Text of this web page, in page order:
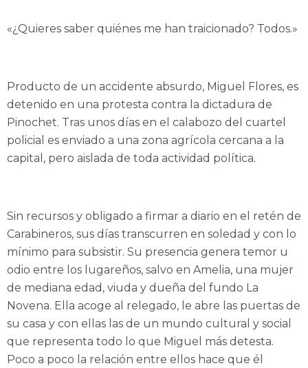
«¿Quieres saber quiénes me han traicionado? Todos.»
Producto de un accidente absurdo, Miguel Flores, es
detenido en una protesta contra la dictadura de
Pinochet. Tras unos días en el calabozo del cuartel
policial es enviado a una zona agrícola cercana a la
capital, pero aislada de toda actividad política.
Sin recursos y obligado a firmar a diario en el retén de
Carabineros, sus días transcurren en soledad y con lo
mínimo para subsistir. Su presencia genera temor u
odio entre los lugareños, salvo en Amelia, una mujer
de mediana edad, viuda y dueña del fundo La
Novena. Ella acoge al relegado, le abre las puertas de
su casa y con ellas las de un mundo cultural y social
que representa todo lo que Miguel más detesta.
Poco a poco la relación entre ellos hace que él